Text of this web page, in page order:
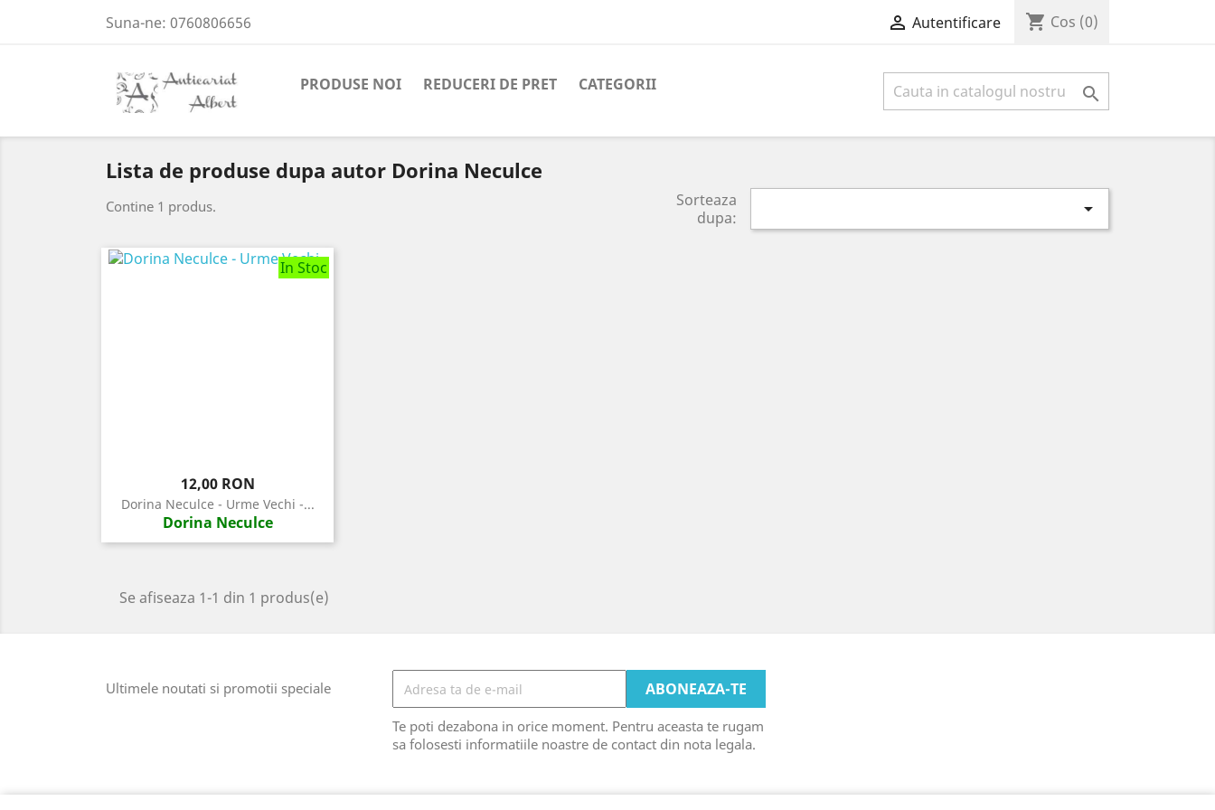
Suna-ne: 0760806656  Autentificare shopping_cart Cos (0)
PRODUSE NOI REDUCERI DE PRET CATEGORII 
Lista de produse dupa autor Dorina Neculce
Contine 1 produs.
Sorteaza
dupa:

In Stoc
Pret
12,00 RON
Dorina Neculce - Urme Vechi -...
Dorina Neculce
Se afiseaza 1-1 din 1 produs(e)
Ultimele noutati si promotii speciale
Te poti dezabona in orice moment. Pentru aceasta te rugam
sa folosesti informatiile noastre de contact din nota legala.